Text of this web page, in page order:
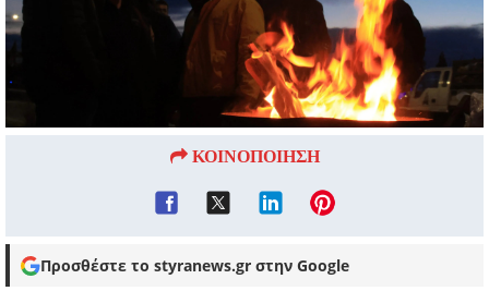
ΚΟΙΝΟΠΟΙΗΣΗ
Προσθέστε το styranews.gr στην Google